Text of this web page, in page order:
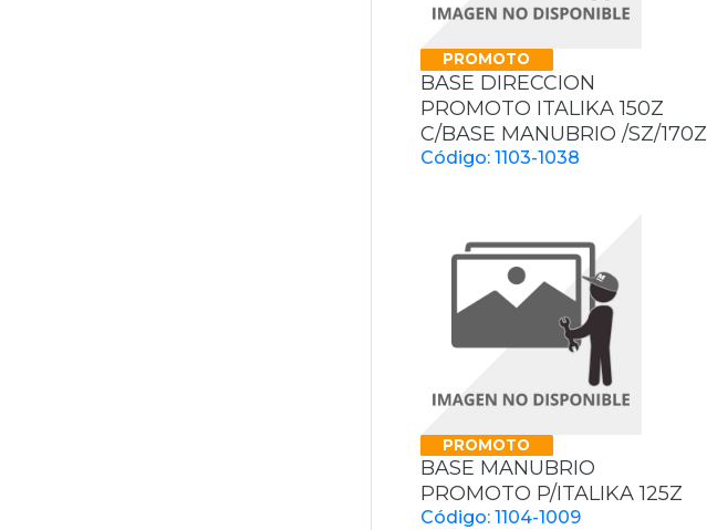
PROMOTO
BASE DIRECCION
PROMOTO ITALIKA 150Z
C/BASE MANUBRIO /SZ/170Z
Código: 1103-1038
PROMOTO
BASE MANUBRIO
PROMOTO P/ITALIKA 125Z
Código: 1104-1009